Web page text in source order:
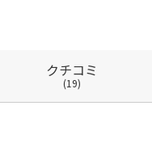
クチコミ
(19)